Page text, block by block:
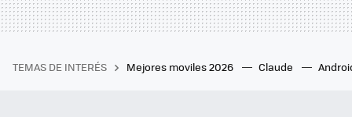
TEMAS DE INTERÉS Mejores moviles 2026 Claude